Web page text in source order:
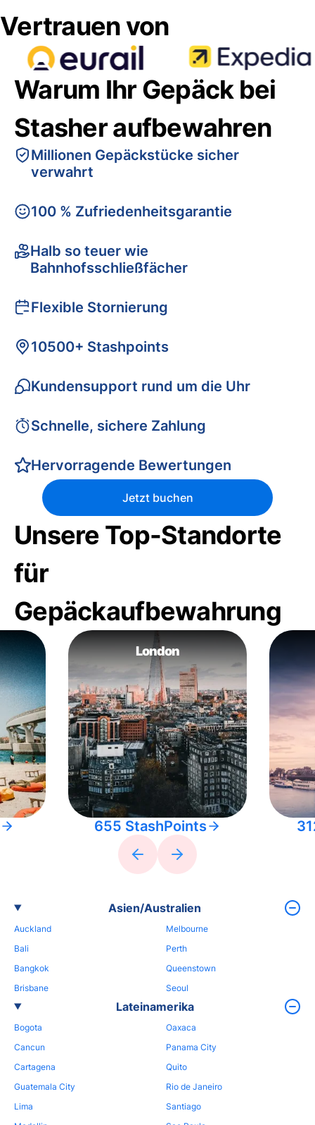
Vertrauen von
Warum Ihr Gepäck bei
Stasher aufbewahren
Millionen Gepäckstücke sicher
verwahrt
100 % Zufriedenheitsgarantie
Halb so teuer wie
Bahnhofsschließfächer
Flexible Stornierung
10500+ Stashpoints
Kundensupport rund um die Uhr
Schnelle, sichere Zahlung
Hervorragende Bewertungen
Jetzt buchen
Unsere Top-Standorte
für
Gepäckaufbewahrung
London
655 StashPoints
Asien/Australien
Auckland
Bali
Bangkok
Brisbane
Melbourne
Perth
Queenstown
Seoul
Lateinamerika
Bogota
Cancun
Cartagena
Guatemala City
Lima
Oaxaca
Panama City
Quito
Rio de Janeiro
Santiago